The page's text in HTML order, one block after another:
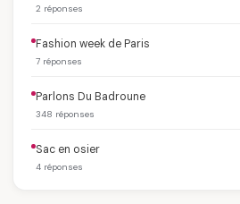
2 réponses
Fashion week de Paris
7 réponses
Parlons Du Badroune
348 réponses
Sac en osier
4 réponses